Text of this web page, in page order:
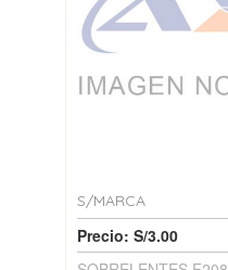
S/MARCA
Precio: S/3.00